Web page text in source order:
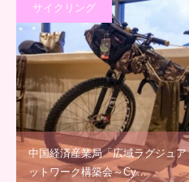
サイクリング
中国経済産業局「広域ラグジュ
ットワーク構築会～Cy…